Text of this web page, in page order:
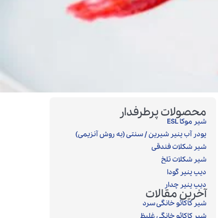
محصولات پرطرفدار
شیر موکا ESL
پودر آب پنیر شیرین / سنتی (به روش آنزیمی)‎
شیر شکلات فندقی
شیر شکلات تلخ
دیپ پنیر گودا
دیپ پنیر چدار
آخرین مقالات
شیر کاکائو خانگی سرد
شیر کاکائو خانگی غلیظ